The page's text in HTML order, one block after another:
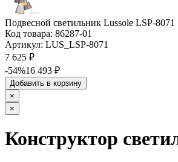
Подвесной светильник Lussole LSP-8071
Код товара: 86287-01
Артикул: LUS_LSP-8071
7 625 ₽
-54%16 493 ₽
Добавить в корзину
×
×
Конструктор